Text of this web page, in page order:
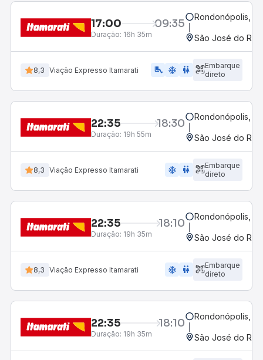
17:00 09:35
Duração: 16h 35m
Rondonópolis,
São José do Rio
8,3 Viação Expresso Itamarati airline_seat_legroom_extra ac_unit wc
Embarque
direto
22:35 18:30
Duração: 19h 55m
Rondonópolis,
São José do Rio
8,3 Viação Expresso Itamarati ac_unit wc
Embarque
direto
22:35 18:10
Duração: 19h 35m
Rondonópolis,
São José do Rio
8,3 Viação Expresso Itamarati ac_unit wc
Embarque
direto
22:35 18:10
Duração: 19h 35m
Rondonópolis,
São José do Rio